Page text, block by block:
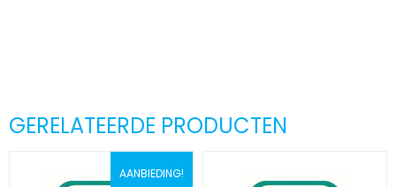
GERELATEERDE PRODUCTEN
AANBIEDING!